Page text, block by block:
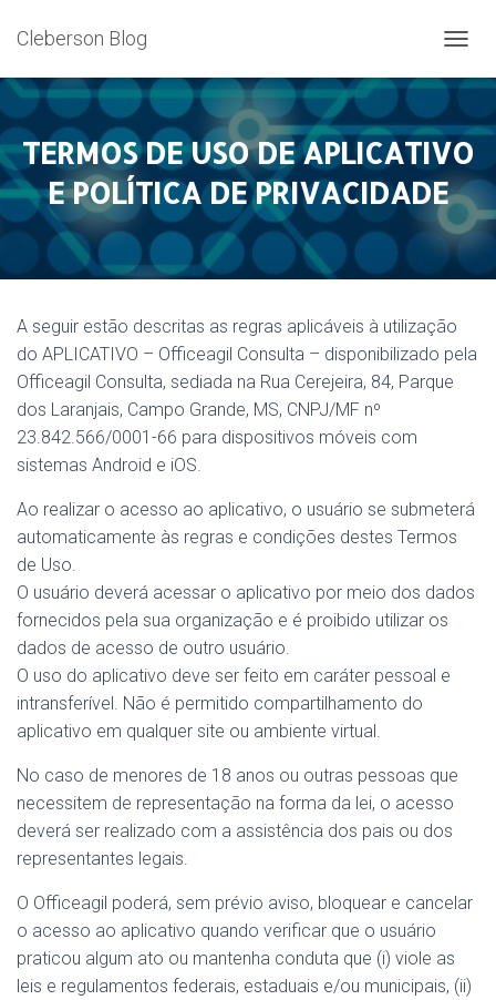
Cleberson Blog
L
R
N
A
R
N
V
A
Ç
TERMOS DE USO DE APLICATIVO
E POLÍTICA DE PRIVACIDADE
A seguir estão descritas as regras aplicáveis à utilização
do APLICATIVO – Officeagil Consulta – disponibilizado pela
Officeagil Consulta, sediada na Rua Cerejeira, 84, Parque
dos Laranjais, Campo Grande, MS, CNPJ/MF nº
23.842.566/0001-66 para dispositivos móveis com
sistemas Android e iOS.
Ao realizar o acesso ao aplicativo, o usuário se submeterá
automaticamente às regras e condições destes Termos
de Uso.
O usuário deverá acessar o aplicativo por meio dos dados
fornecidos pela sua organização e é proibido utilizar os
dados de acesso de outro usuário.
O uso do aplicativo deve ser feito em caráter pessoal e
intransferível. Não é permitido compartilhamento do
aplicativo em qualquer site ou ambiente virtual.
No caso de menores de 18 anos ou outras pessoas que
necessitem de representação na forma da lei, o acesso
deverá ser realizado com a assistência dos pais ou dos
representantes legais.
O Officeagil poderá, sem prévio aviso, bloquear e cancelar
o acesso ao aplicativo quando verificar que o usuário
praticou algum ato ou mantenha conduta que (i) viole as
leis e regulamentos federais, estaduais e/ou municipais, (ii)